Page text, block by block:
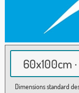
60x100cm
Dimensions standard